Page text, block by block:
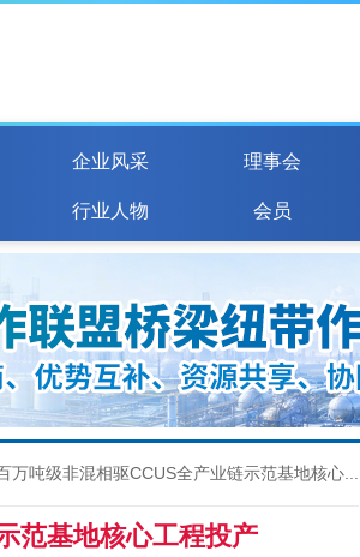
企业风采 理事会
行业人物 会员
万吨级非混相驱CCUS全产业链示范基地核心...
范基地核心工程投产